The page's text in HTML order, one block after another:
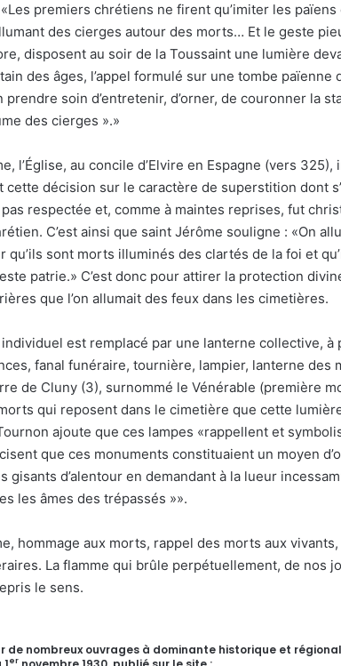
premiers chrétiens ne firent qu’imiter les païens
des cierges autour des morts… Et le geste
disposent au soir de la Toussaint une lumière
des âges, l’appel formulé sur une tombe païenne
prendre soin d’entretenir, d’orner, de couronner la
des cierges ».»
l’Église, au concile d’Elvire en Espagne (vers 325),
décision sur le caractère de superstition dont
respectée et, comme à maintes reprises, fut
C’est ainsi que saint Jérôme souligne : «On
sont morts illuminés des clartés de la foi et
patrie.» C’est donc pour attirer la protection
que l’on allumait des feux dans les cimetières.
est remplacé par une lanterne collective, à
fanal funéraire, tournière, lampier, lanterne des
de Cluny (3), surnommé le Vénérable (première
qui reposent dans le cimetière que cette
ajoute que ces lampes «rappellent et
que ces monuments constituaient un moyen
gisants d’alentour en demandant à la lueur
les âmes des trépassés »».
hommage aux morts, rappel des morts aux
La flamme qui brûle perpétuellement, de nos
le sens.
nombreux ouvrages à dominante historique et
er